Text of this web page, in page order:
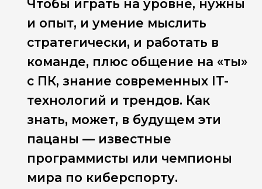
Чтобы играть на уровне, нужны
и опыт, и умение мыслить
стратегически, и работать в
команде, плюс общение на «ты»
с ПК, знание современных IT-
технологий и трендов. Как
знать, может, в будущем эти
пацаны — известные
программисты или чемпионы
мира по киберспорту.